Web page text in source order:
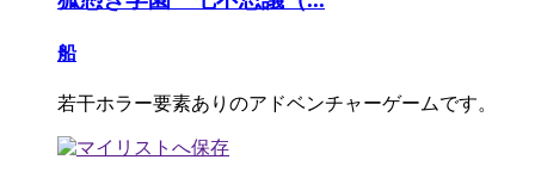
船
若干ホラー要素ありのアドベンチャーゲームです。